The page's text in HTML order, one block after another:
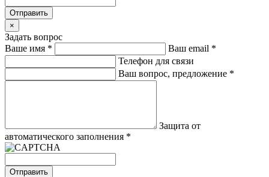
Отправить
×
Задать вопрос
Ваше имя * Ваш email *
Телефон для связи
Ваш вопрос, предложение *
Защита от
автоматического заполнения *
Отправить